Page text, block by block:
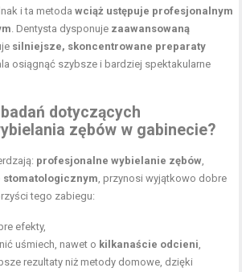
i ta metodawciąż ustępuje profesjonalnym
. Dentysta dysponuje zaawansowaną
silniejsze, skoncentrowane preparaty
osiągnąć szybsze i bardziej spektakularne
dotyczących
zębów w gabinecie?
profesjonalne wybielanie zębów
stomatologicznym , przynosi wyjątkowo dobre
tego zabiegu:
efekty,
uśmiech, nawet o kilkanaście odcieni
rezultaty niż metody domowe, dzięki